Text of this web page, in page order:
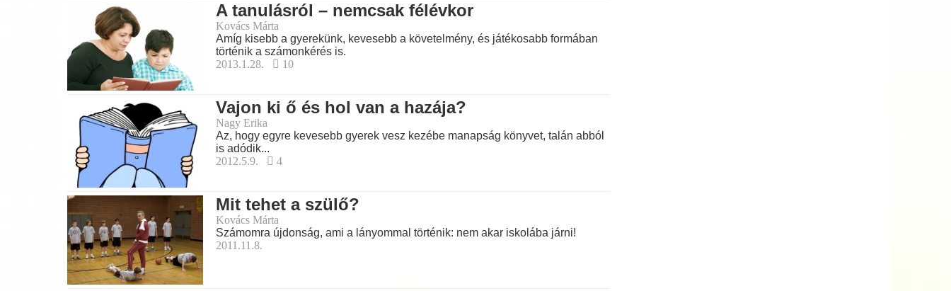
A tanulásról – nemcsak félévkor
Kovács Márta
Amíg kisebb a gyerekünk, kevesebb a követelmény, és játékosabb formában
történik a számonkérés is.
2013.1.28.
10
Vajon ki ő és hol van a hazája?
Nagy Erika
Az, hogy egyre kevesebb gyerek vesz kezébe manapság könyvet, talán abból
is adódik...
2012.5.9.
4
Mit tehet a szülő?
Kovács Márta
Számomra újdonság, ami a lányommal történik: nem akar iskolába járni!
2011.11.8.